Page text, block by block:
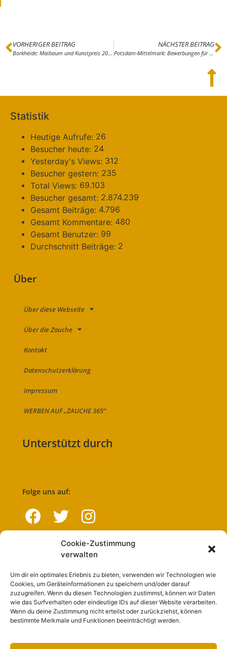
Cookie-Zustimmung
verwalten
Um dir ein optimales Erlebnis zu bieten, verwenden wir Technologien wie
Cookies, um Geräteinformationen zu speichern und/oder darauf
zuzugreifen. Wenn du diesen Technologien zustimmst, können wir Daten
wie das Surfverhalten oder eindeutige IDs auf dieser Website verarbeiten.
Wenn du deine Zustimmung nicht erteilst oder zurückziehst, können
bestimmte Merkmale und Funktionen beeinträchtigt werden.
VORHERIGER BEITRAG
Borkheide: Maibaum und Kunstpreis 2018
NÄCHSTER BEITRAG
Potsdam-Mittelmark: Bewerbungen für den neuen Ausbildungsführer ab sofort möglich!
Statistik
Heutige Aufrufe: 26
Besucher heute: 24
Yesterday's Views: 312
Besucher gestern: 235
Total Views: 69.103
Besucher gesamt: 2.874.239
Gesamt Beiträge: 4.796
Gesamt Kommentare: 480
Gesamt Benutzer: 99
Durchschnitt Beiträge: 2
Über
Über diese Webseite
Über die Zauche
Kontakt
Datenschutzerklärung
Impressum
WERBEN AUF „ZAUCHE 365“
Unterstützt durch
Folge uns auf:
Navigation
Start
Nutzungsbedingungen
Abo